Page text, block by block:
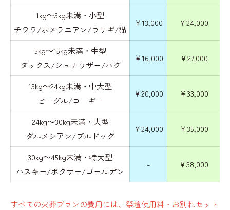
1kg～5kg未満・小型
チワワ/ポメラニアン/ウサギ/猫
￥13,000 ￥24,000
5kg～15kg未満・中型
ダックス/シュナウザー/パグ
￥16,000 ￥27,000
15kg～24kg未満・中大型
ビーグル/コーギー
￥20,000 ￥33,000
24kg～30kg未満・大型
ダルメシアン/ブルドッグ
￥24,000 ￥35,000
30kg～45kg未満・特大型
ハスキー/ボクサー/ゴールデン
- ￥38,000
すべての火葬プランの費用には、祭壇使用料・お別れセット